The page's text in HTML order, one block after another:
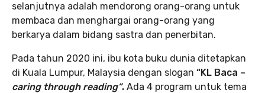
selanjutnya adalah mendorong orang-orang untuk
membaca dan menghargai orang-orang yang
berkarya dalam bidang sastra dan penerbitan.
Pada tahun 2020 ini, ibu kota buku dunia ditetapkan
di Kuala Lumpur, Malaysia dengan slogan “KL Baca –
caring through reading”. Ada 4 program untuk tema